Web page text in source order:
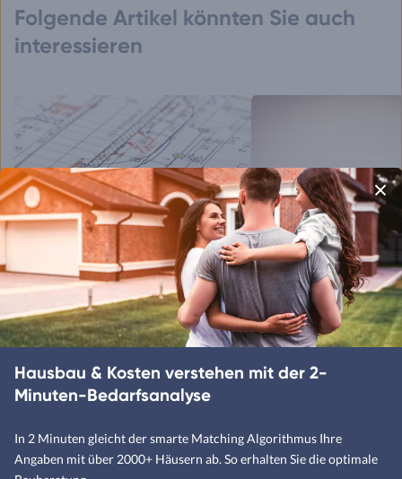
Folgende Artikel könnten Sie auch
interessieren
Kraft-Wärme-Kopplung
Entdecken Sie Blockheizkraftwerke
als grüne Lösung für Ihr Eigenheim.
Heizkörpertypen
Überblick
Entdecken Sie die
Heizkörperarten und
Nachteile.
Weitere Artikel zum Thema
Hausbau & Kosten verstehen mit der 2-
Minuten-Bedarfsanalyse
In 2 Minuten gleicht der smarte Matching Algorithmus Ihre
Angaben mit über 2000+ Häusern ab. So erhalten Sie die optimale